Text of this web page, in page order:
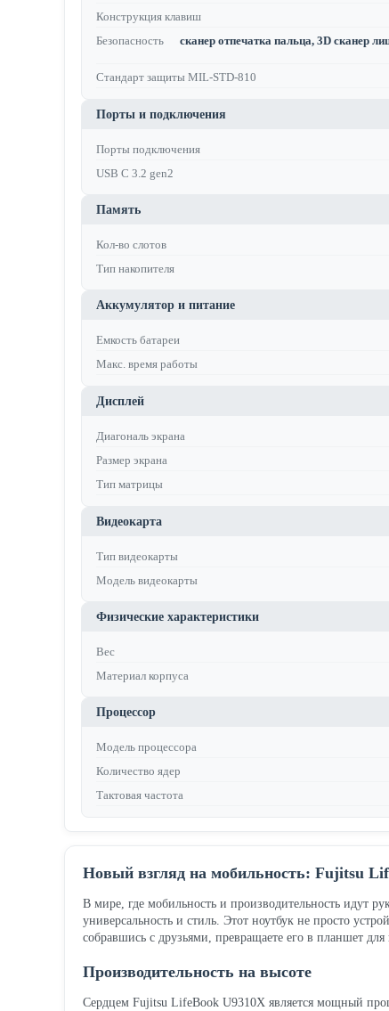
Конструкция клавиш
Безопасность
сканер отпечатка пальца, 3D сканер
Стандарт защиты MIL-STD-810
Порты и подключения
Порты подключения
USB C 3.2 gen2
Память
Кол-во слотов
Тип накопителя
Аккумулятор и питание
Емкость батареи
Макс. время работы
Дисплей
Диагональ экрана
Размер экрана
Тип матрицы
Видеокарта
Тип видеокарты
Модель видеокарты
Физические характеристики
Вес
Материал корпуса
Процессор
Модель процессора
Количество ядер
Тактовая частота
Новый взгляд на мобильность: Fujitsu
В мире, где мобильность и производительность идут
универсальность и стиль. Этот ноутбук не просто
собравшись с друзьями, превращаете его в планшет
Производительность на высоте
Сердцем Fujitsu LifeBook U9310X является мощный